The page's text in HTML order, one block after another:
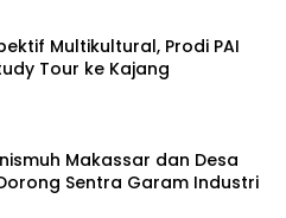
Multikultural, Prodi PAI
Tour ke Kajang
Makassar dan Desa
Sentra Garam Industri